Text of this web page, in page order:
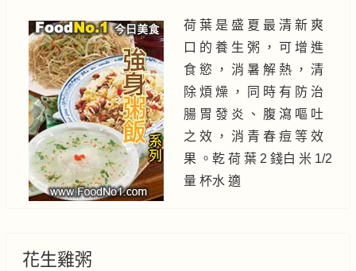
荷 葉 是 盛 夏 最 清 新 爽
口 的 養 生 粥 ， 可 增 進
食 慾 ， 消 暑 解 熱 ， 清
除 煩 燥 ， 同 時 有 防 治
腸 胃 發 炎 、 腹 瀉 嘔 吐
之 效 ， 消 青 春 痘 等 效
果 。乾 荷 葉 2 錢白 米 1/2
量 杯水 適
花生雞粥